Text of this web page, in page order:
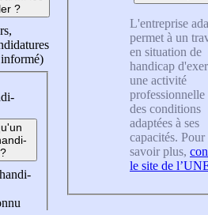
?
L'entreprise
permet à un
en situation de
handicap
une activité
professionnelle
des conditions
adaptées à ses
capacités. Pour
savoir plus,
le site de